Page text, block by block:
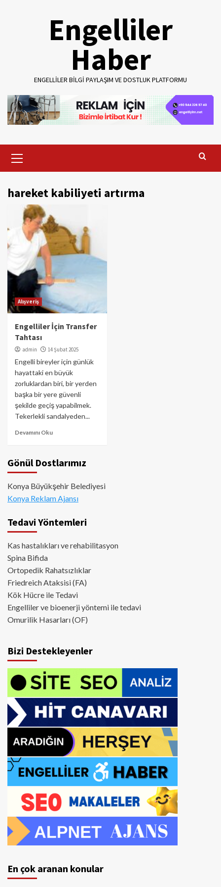
Engelliler
Haber
ENGELLILER BILGI PAYLAŞIM VE DOSTLUK PLATFORMU
Menu
hareket kabiliyeti artırma
Alışveriş
Engelliler İçin Transfer
Tahtası
admin 14 Şubat 2025
Engelli bireyler için günlük
hayattaki en büyük
zorluklardan biri, bir yerden
başka bir yere güvenli
şekilde geçiş yapabilmek.
Tekerlekli sandalyeden...
Devamını Oku
Gönül Dostlarımız
Konya Büyükşehir Belediyesi
Konya Reklam Ajansı
Tedavi Yöntemleri
Kas hastalıkları ve rehabilitasyon
Spina Bifida
Ortopedik Rahatsızlıklar
Friedreich Ataksisi (FA)
Kök Hücre ile Tedavi
Engelliler ve bioenerji yöntemi ile tedavi
Omurilik Hasarları (OF)
Bizi Destekleyenler
En çok aranan konular